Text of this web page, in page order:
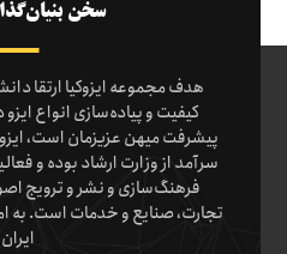
سخن
هدف مجموعه ایزوکیا ارتقا
کیفیت و پیاده‌سازی انواع
پیشرفت میهن عزیزمان است،
سرآمد از وزارت ارشاد بوده و
فرهنگ‌سازی و نشر و ترویج
تجارت، صنایع و خدمات است. به
ایران